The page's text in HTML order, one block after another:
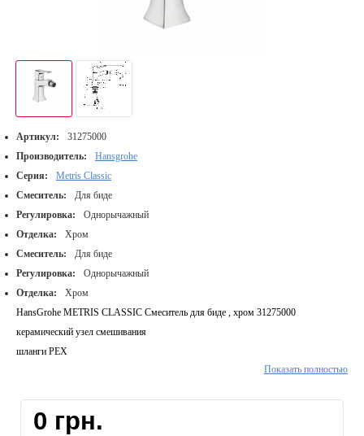
Артикул:
31275000
Производитель:
Hansgrohe
Серия:
Metris Classic
Смеситель:
Для биде
Регулировка:
Однорычажный
Отделка:
Хром
Смеситель:
Для биде
Регулировка:
Однорычажный
Отделка:
Хром
HansGrohe METRIS CLASSIC Смеситель для биде , хром 31275000
керамический узел смешивания
шланги PEX
расход воды до 7 л/мин
аэратор QuickCleanс шарнирным соединением · донный клапан 1¼”
Показать полностью
0 грн.